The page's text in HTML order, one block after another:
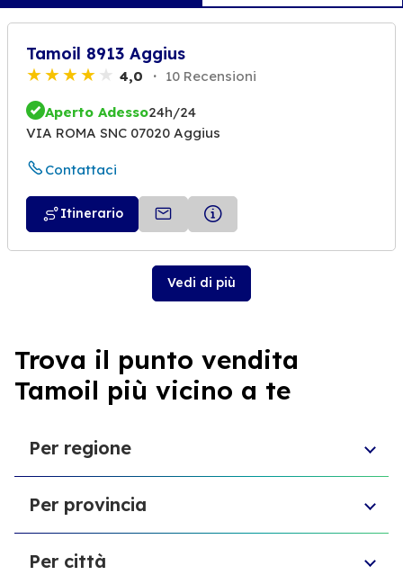
Tamoil 8913 Aggius
4,0 10 Recensioni
Aperto Adesso24h/24
VIA ROMA SNC 07020 Aggius
Contattaci
Itinerario
Vedi di più
Trova il punto vendita
Tamoil più vicino a te
Per regione
Veneto
Abruzzo
Friuli-Venezia Giulia
Per provincia
Libero consorzio comunale di Ragusa
Per città